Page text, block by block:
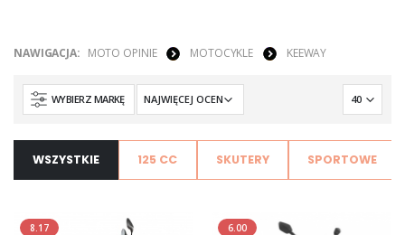
NAWIGACJA: MOTO OPINIE MOTOCYKLE KEEWAY
WYBIERZ MARKĘ
WSZYSTKIE 125 CC SKUTERY SPORTOWE
8.17 6.00